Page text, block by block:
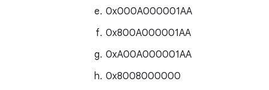
0x000A000001AA
0x800A000001AA
0xA00A000001AA
0x8008000000